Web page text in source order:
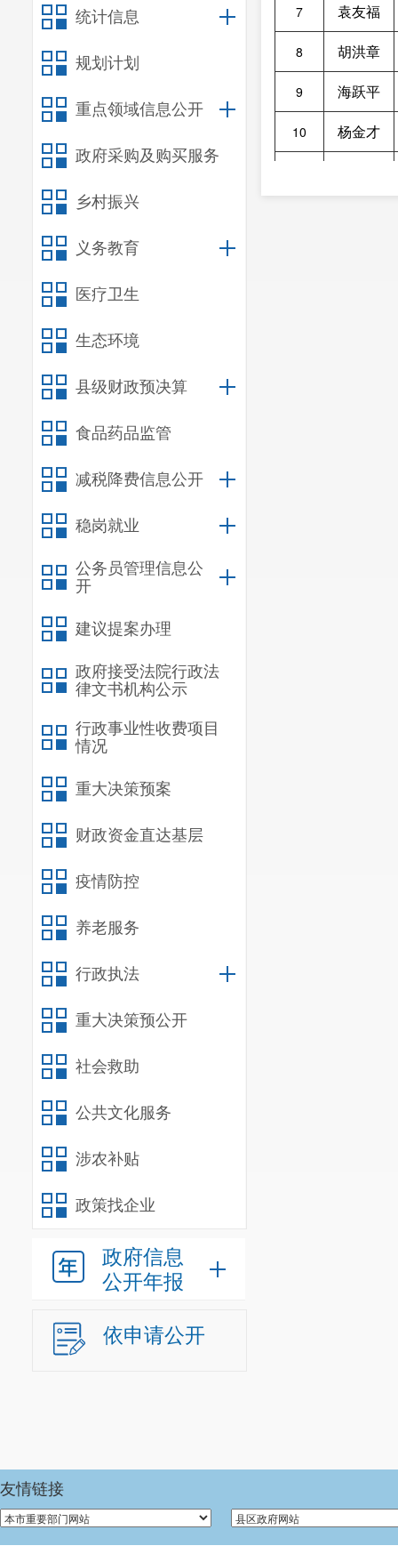
统计信息
规划计划
重点领域信息公开
政府采购及购买服务
乡村振兴
义务教育
医疗卫生
生态环境
县级财政预决算
食品药品监管
减税降费信息公开
稳岗就业
公务员管理信息公
开
建议提案办理
政府接受法院行政法
律文书机构公示
行政事业性收费项目
情况
重大决策预案
财政资金直达基层
疫情防控
养老服务
行政执法
重大决策预公开
社会救助
公共文化服务
涉农补贴
政策找企业
政府信息
公开年报
依申请公开
7 袁友福
8 胡洪章
9 海跃平
10 杨金才
友情链接